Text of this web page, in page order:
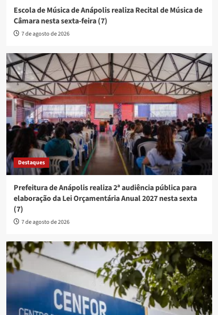
Escola de Música de Anápolis realiza Recital de Música de
Câmara nesta sexta-feira (7)
7 de agosto de 2026
Destaques
Prefeitura de Anápolis realiza 2ª audiência pública para
elaboração da Lei Orçamentária Anual 2027 nesta sexta
(7)
7 de agosto de 2026